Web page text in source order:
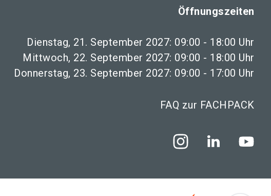
Öffnungszeiten
Dienstag, 21. September 2027: 09:00 - 18:00 Uhr
Mittwoch, 22. September 2027: 09:00 - 18:00 Uhr
Donnerstag, 23. September 2027: 09:00 - 17:00 Uhr
FAQ zur FACHPACK